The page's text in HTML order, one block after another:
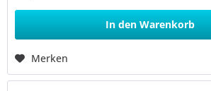
In den Warenkorb
Merken